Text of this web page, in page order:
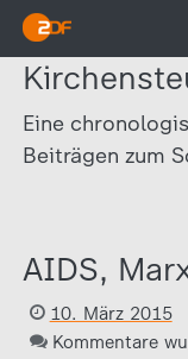
Eine
Beiträgen zum
AIDS,
10. März 2015
Kommentare